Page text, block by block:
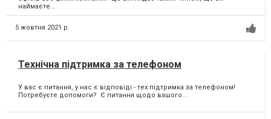
наймаєте...
5 жовтня 2021 р.
Технічна підтримка за телефоном
У вас є питання, у нас є відповіді - тех.підтримка за телефоном! ⁣
Потребуєте допомоги? ⁣ Є питання щодо вашого...